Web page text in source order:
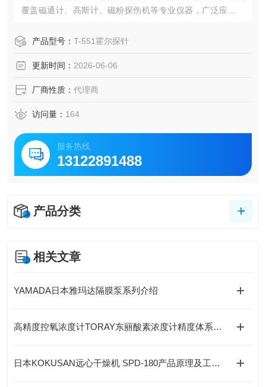
覆盖磁通计、高斯计、磁粉探伤机等专业仪器，广泛应用于
质试验装置和服务，推动电器、汽车、航空等产业的技术发
产品型号： T-551霍尔探针
更新时间： 2026-06-06
厂商性质： 代理商
访问量： 164
服务热线
13122891488
产品分类
相关文章
YAMADA日本雅玛达隔膜泵系列介绍
高精度控氧浓度计TORAY东丽酸素浓度计精度体系、核心技术与全场景应用解析
日本KOKUSAN远心干燥机 SPD-180产品原理及工况选型指南